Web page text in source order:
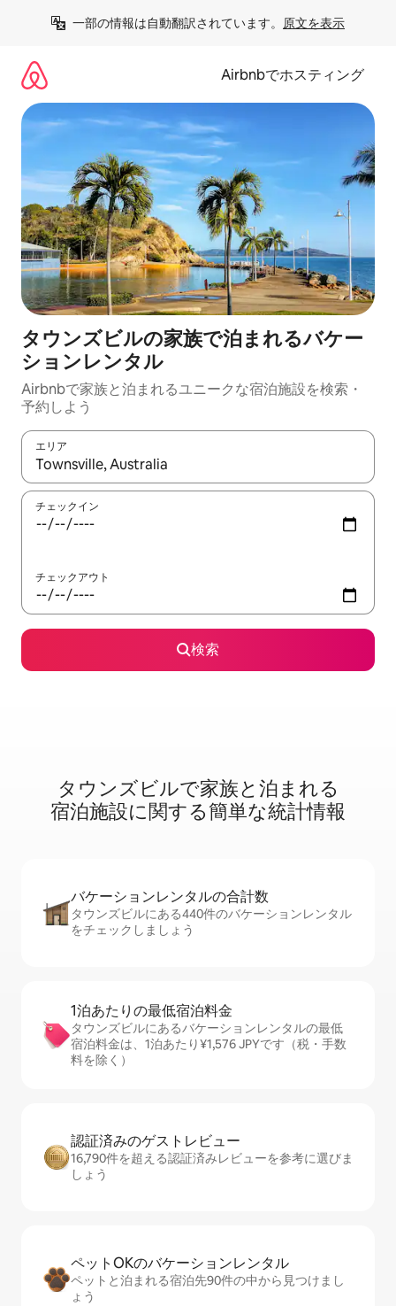
一部の情報は自動翻訳されています。 原文を表示
Airbnbでホスティング
タウンズビルの家族で泊まれるバケー
ションレンタル
Airbnbで家族と泊まれるユニークな宿泊施設を検索・
予約しよう
エリア
検索結果が表示されたら、上下の矢印キーを使って移動するか
チェックイン
チェックアウト
検索
タウンズビルで家⁠族⁠と泊⁠ま⁠れ⁠る
宿⁠泊⁠施⁠設⁠に関⁠す⁠る簡⁠単⁠な統⁠計⁠情⁠報
バケーションレ⁠ン⁠タ⁠ル⁠の合⁠計⁠数
タウンズビルにある440件のバケーションレンタル
をチェックしましょう
1泊あたりの最⁠低⁠宿⁠泊⁠料⁠金
タウンズビルにあるバケーションレンタルの最低
宿泊料金は、1泊あたり¥1,576 JPYです（税・手数
料を除く）
認証済みのゲ⁠ス⁠ト⁠レ⁠ビ⁠ュ⁠ー
16,790件を超える認証済みレビューを参考に選びま
しょう
ペットOKのバ⁠ケ⁠ー⁠シ⁠ョ⁠ンレ⁠ン⁠タ⁠ル
ペットと泊まれる宿泊先90件の中から見つけまし
ょう